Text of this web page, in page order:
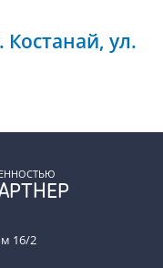
Костанай, ул.
16/2